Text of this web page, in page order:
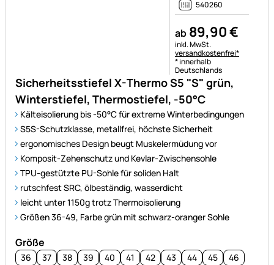
Sicherheitsstiefel X-Thermo S5 "S" grün,
Winterstiefel, Thermostiefel, -50°C
Kälteisolierung bis -50°C für extreme Winterbedingungen
S5S-Schutzklasse, metallfrei, höchste Sicherheit
ergonomisches Design beugt Muskelermüdung vor
Komposit-Zehenschutz und Kevlar-Zwischensohle
TPU-gestützte PU-Sohle für soliden Halt
rutschfest SRC, ölbeständig, wasserdicht
leicht unter 1150g trotz Thermoisolierung
Größen 36-49, Farbe grün mit schwarz-oranger Sohle
Größe
36 37 38 39 40 41 42 43 44 45
46
540260
ab 89,90€
Steuerhinweis:
inkl. MwSt.
versandkostenfrei*
* innerhalb
Deutschlands